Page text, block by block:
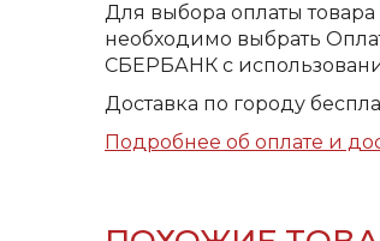
Для выбора оплаты
необходимо выбрать
СБЕРБАНК с
Доставка по городу
Подробнее об оплате и